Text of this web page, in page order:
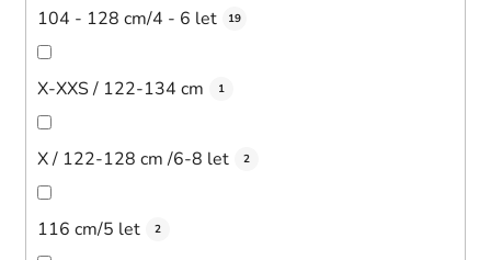
104 - 128 cm/4 - 6 let 19
X-XXS / 122-134 cm 1
X / 122-128 cm /6-8 let 2
116 cm/5 let 2